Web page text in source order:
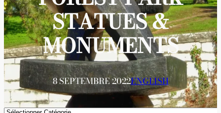
STATUES &
MONUMENTS
8 SEPTEMBRE 2022ENGLISH